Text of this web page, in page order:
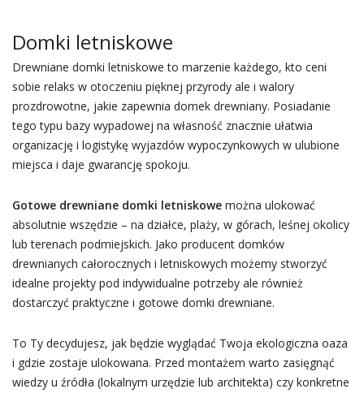
Domki letniskowe
Drewniane domki letniskowe to marzenie każdego, kto ceni
sobie relaks w otoczeniu pięknej przyrody ale i walory
prozdrowotne, jakie zapewnia domek drewniany. Posiadanie
tego typu bazy wypadowej na własność znacznie ułatwia
organizację i logistykę wyjazdów wypoczynkowych w ulubione
miejsca i daje gwarancję spokoju.
Gotowe drewniane domki letniskowemożna ulokować
absolutnie wszędzie – na działce, plaży, w górach, leśnej okolicy
lub terenach podmiejskich. Jako producent domków
drewnianych całorocznych i letniskowych możemy stworzyć
idealne projekty pod indywidualne potrzeby ale również
dostarczyć praktyczne i gotowe domki drewniane.
To Ty decydujesz, jak będzie wyglądać Twoja ekologiczna oaza
i gdzie zostaje ulokowana. Przed montażem warto zasięgnąć
wiedzy u źródła (lokalnym urzędzie lub architekta) czy konkretne